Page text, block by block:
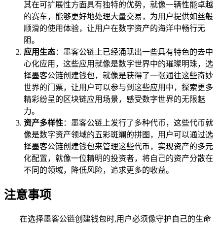
其在可扩展性方面具有独特的优势，就像一辆性能卓越
的赛车，能够更好地处理大量交易，为用户提供如丝般
顺滑的使用体验，让用户在数字资产的海洋中畅行无
阻。
应用生态：墨客公链上已经涌现出一些具有特色的去中
心化应用，这些应用就像是数字世界中的璀璨明珠，选
择墨客公链创建钱包，就像是获得了一张通往这些奇妙
世界的门票，让用户可以参与到这些应用中，探索更多
精彩纷呈的区块链应用场景，感受数字世界的无限魅
力。
资产多样性：墨客公链上发行了多种代币，这些代币就
像是数字资产领域的五彩斑斓的拼图，用户可以通过选
择墨客公链创建钱包来管理这些代币，实现资产的多元
化配置，就像一位精明的投资者，将自己的资产分散在
不同的领域，降低风险，追求更多的收益。
注意事项
在选择墨客公链创建钱包时,用户必须像守护自己的生命